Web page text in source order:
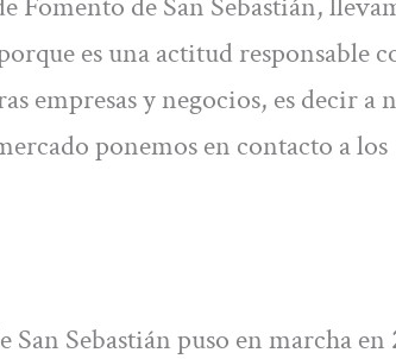
es una actitud responsable
empresas y negocios, es decir a
ponemos en contacto a los
Sebastián puso en marcha en